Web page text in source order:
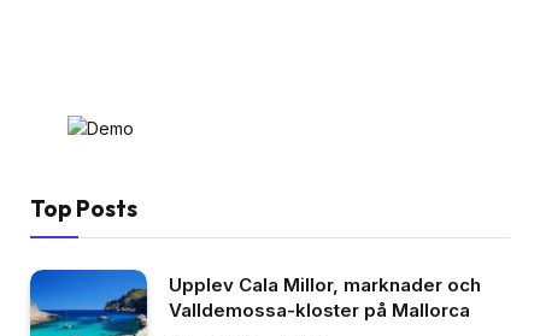
Top Posts
Upplev Cala Millor, marknader och
Valldemossa-kloster på Mallorca